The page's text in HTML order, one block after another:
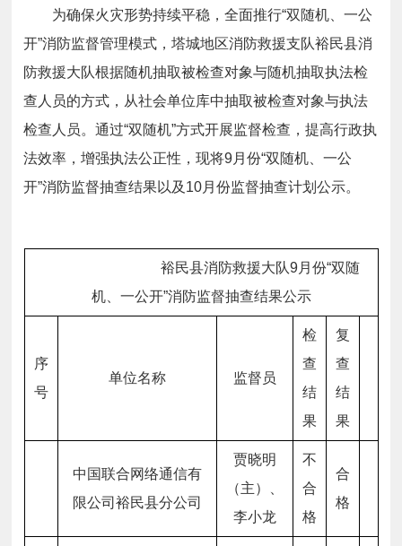
为确保火灾形势持续平稳，全面推行“双随机、一公
开”消防监督管理模式，塔城地区消防救援支队裕民县消
防救援大队根据随机抽取被检查对象与随机抽取执法检
查人员的方式，从社会单位库中抽取被检查对象与执法
检查人员。通过“双随机”方式开展监督检查，提高行政执
法效率，增强执法公正性，现将9月份“双随机、一公
开”消防监督抽查结果以及10月份监督抽查计划公示。
裕民县消防救援大队9月 份“双随
机、一公开”消防监督抽查结果公示
序
号
单位名称 监督员
检
查
结
果
复
查
结
果
中国联合网络通信有
限公司裕民县分公司
贾晓明
（主）、
李小龙
不
合
格
合
格